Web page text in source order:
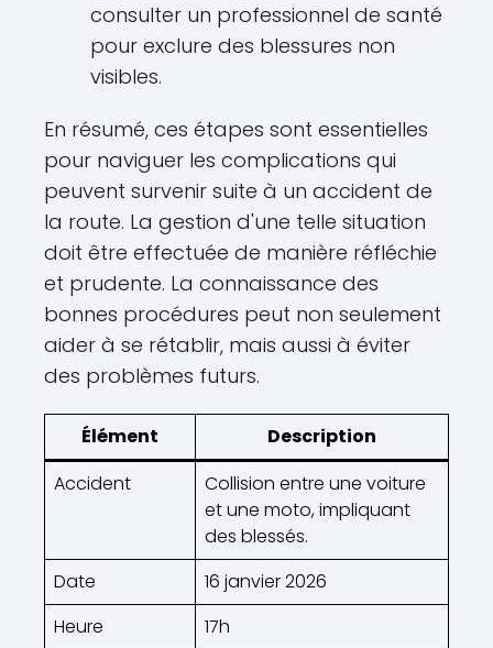
consulter un professionnel de santé
pour exclure des blessures non
visibles.
En résumé, ces étapes sont essentielles
pour naviguer les complications qui
peuvent survenir suite à un accident de
la route. La gestion d'une telle situation
doit être effectuée de manière réfléchie
et prudente. La connaissance des
bonnes procédures peut non seulement
aider à se rétablir, mais aussi à éviter
des problèmes futurs.
Élément
Description
Accident
Collision entre une voiture
et une moto, impliquant
des blessés.
Date
16 janvier 2026
Heure
17h